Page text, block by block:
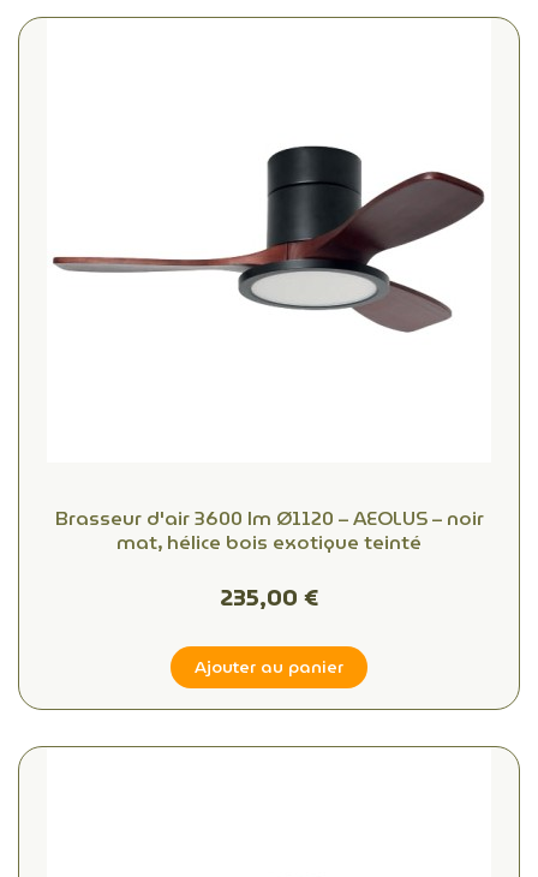
Brasseur d'air 3600 lm Ø1120 – AEOLUS – noir
mat, hélice bois exotique teinté
235,00 €
Ajouter au panier